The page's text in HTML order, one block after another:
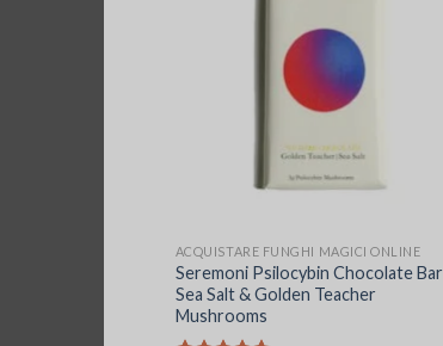
ACQUISTARE FUNGHI MAGICI ONLINE
Seremoni Psilocybin Chocolate Bar
Sea Salt & Golden Teacher
Mushrooms